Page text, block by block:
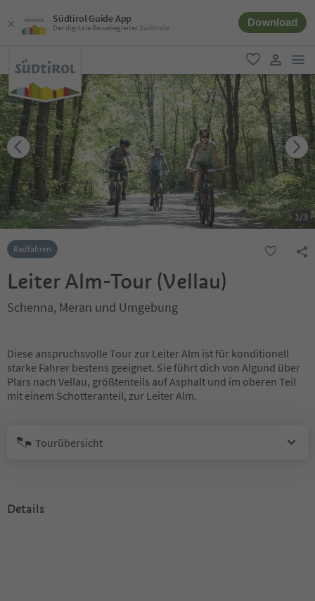
Südtirol Guide App
Der digitale Reisebegleiter Südtirols Download
favorit
user link
1/3
Radfahren
Leiter Alm-Tour (Vellau)
Schenna, Meran und Umgebung
Diese anspruchsvolle Tour zur Leiter Alm ist für konditionell
starke Fahrer bestens geeignet. Sie führt dich von Algund über
Plars nach Vellau, größtenteils auf Asphalt und im oberen Teil
mit einem Schotteranteil, zur Leiter Alm.
Tourübersicht
Details